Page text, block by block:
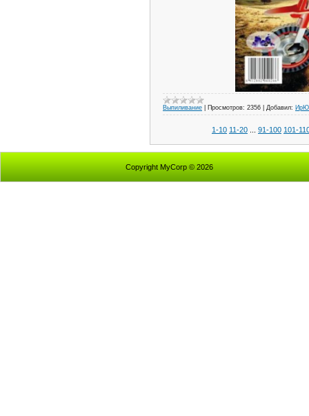
Выпиливание Просмотров: 2356 Добавил:
1-10 11-20 91-100 101-
Copyright MyCorp © 2026